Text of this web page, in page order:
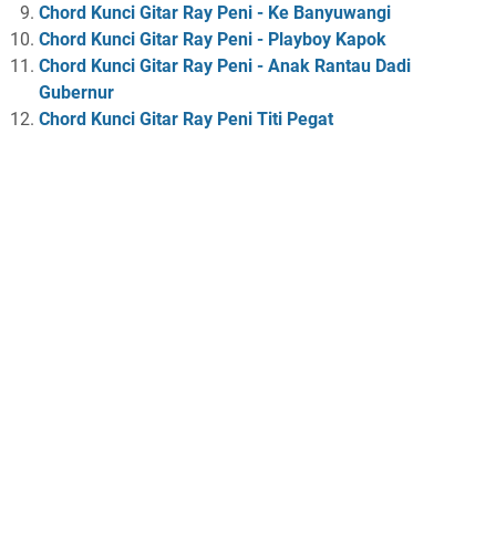
Chord Kunci Gitar Ray Peni - Ke Banyuwangi
Chord Kunci Gitar Ray Peni - Playboy Kapok
Chord Kunci Gitar Ray Peni - Anak Rantau Dadi
Gubernur
Chord Kunci Gitar Ray Peni Titi Pegat